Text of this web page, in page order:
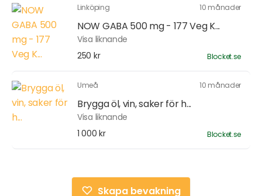
Linköping 10 månader
NOW GABA 500 mg - 177 Veg K...
Visa liknande
250 kr
Blocket.se
Umeå 10 månader
Brygga öl, vin, saker för h...
Visa liknande
1 000 kr
Blocket.se
Skapa bevakning